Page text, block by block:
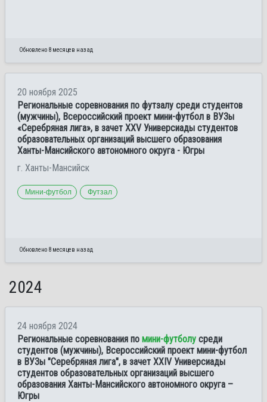
Обновлено 8 месяцев назад
20 ноября 2025
Региональные соревнования по футзалу среди студентов
(мужчины), Всероссийский проект мини-футбол в ВУЗы
«Серебряная лига», в зачет XXV Универсиады студентов
образовательных организаций высшего образования
Ханты-Мансийского автономного округа - Югры
г. Ханты-Мансийск
Мини-футбол Футзал
Обновлено 8 месяцев назад
2024
24 ноября 2024
Региональные соревнования по мини-футболу среди
студентов (мужчины), Всероссийский проект мини-футбол
в ВУЗы "Серебряная лига", в зачет XXIV Универсиады
студентов образовательных организаций высшего
образования Ханты-Мансийского автономного округа –
Югры